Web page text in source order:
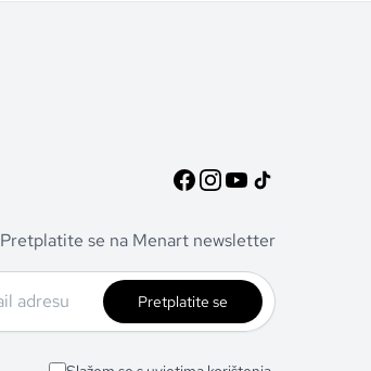
Pretplatite se na Menart newsletter
Pretplatite se